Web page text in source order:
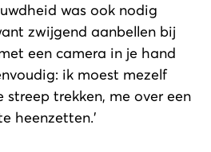
was ook nodig
zwijgend aanbellen bij
een camera in je hand
ik moest mezelf
streep trekken, me over een
heenzetten.’